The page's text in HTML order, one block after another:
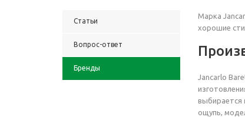
Статьи
Вопрос-ответ
Бренды
Марка
хорошие
Jancarlo
выбирается
ощупь,